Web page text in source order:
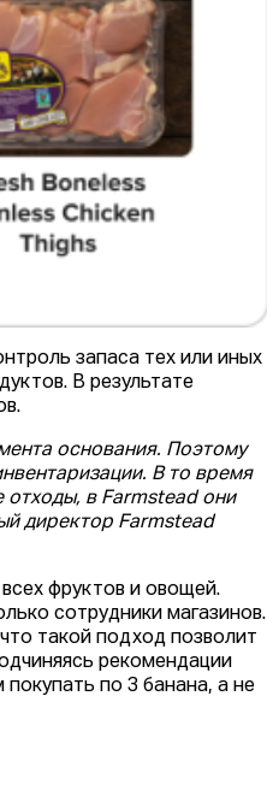
запаса тех или иных
В результате
основания. Поэтому
В то время
отходы, в Farmstead они
директор Farmstead
фруктов и овощей.
сотрудники магазинов.
такой подход позволит
рекомендации
по 3 банана, а не